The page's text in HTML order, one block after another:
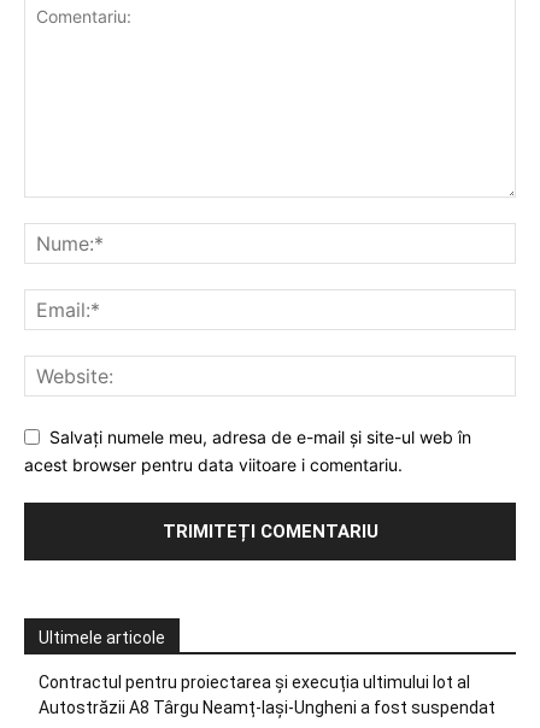
Salvați numele meu, adresa de e-mail și site-ul web în
acest browser pentru data viitoare i comentariu.
Ultimele articole
Contractul pentru proiectarea și execuția ultimului lot al
Autostrăzii A8 Târgu Neamț-Iași-Ungheni a fost suspendat